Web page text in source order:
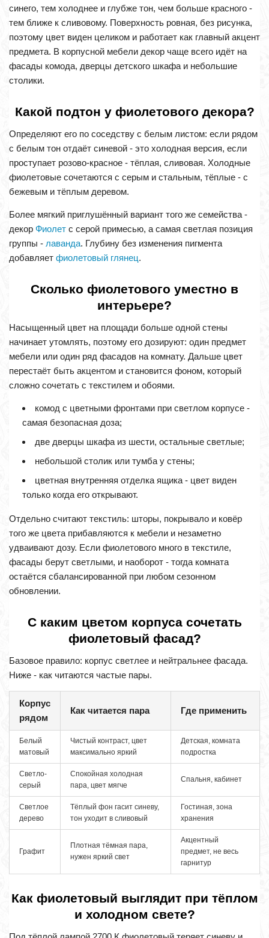
синего, тем холоднее и глубже тон, чем больше красного -
тем ближе к сливовому. Поверхность ровная, без рисунка,
поэтому цвет виден целиком и работает как главный акцент
предмета. В корпусной мебели декор чаще всего идёт на
фасады комода, дверцы детского шкафа и небольшие
столики.
Какой подтон у фиолетового декора?
Определяют его по соседству с белым листом: если рядом
с белым тон отдаёт синевой - это холодная версия, если
проступает розово-красное - тёплая, сливовая. Холодные
фиолетовые сочетаются с серым и стальным, тёплые - с
бежевым и тёплым деревом.
Более мягкий приглушённый вариант того же семейства -
декор Фиолет с серой примесью, а самая светлая позиция
группы - лаванда. Глубину без изменения пигмента
добавляет фиолетовый глянец.
Сколько фиолетового уместно в
интерьере?
Насыщенный цвет на площади больше одной стены
начинает утомлять, поэтому его дозируют: один предмет
мебели или один ряд фасадов на комнату. Дальше цвет
перестаёт быть акцентом и становится фоном, который
сложно сочетать с текстилем и обоями.
комод с цветными фронтами при светлом корпусе -
самая безопасная доза;
две дверцы шкафа из шести, остальные светлые;
небольшой столик или тумба у стены;
цветная внутренняя отделка ящика - цвет виден
только когда его открывают.
Отдельно считают текстиль: шторы, покрывало и ковёр
того же цвета прибавляются к мебели и незаметно
удваивают дозу. Если фиолетового много в текстиле,
фасады берут светлыми, и наоборот - тогда комната
остаётся сбалансированной при любом сезонном
обновлении.
С каким цветом корпуса сочетать
фиолетовый фасад?
Базовое правило: корпус светлее и нейтральнее фасада.
Ниже - как читаются частые пары.
Корпус
рядом
Как читается пара Где применить
Белый
матовый
Чистый контраст, цвет
максимально яркий
Детская, комната
подростка
Светло-
серый
Спокойная холодная
пара, цвет мягче
Спальня, кабинет
Светлое
дерево
Тёплый фон гасит синеву,
тон уходит в сливовый
Гостиная, зона
хранения
Графит
Плотная тёмная пара,
нужен яркий свет
Акцентный
предмет, не весь
гарнитур
Как фиолетовый выглядит при тёплом
и холодном свете?